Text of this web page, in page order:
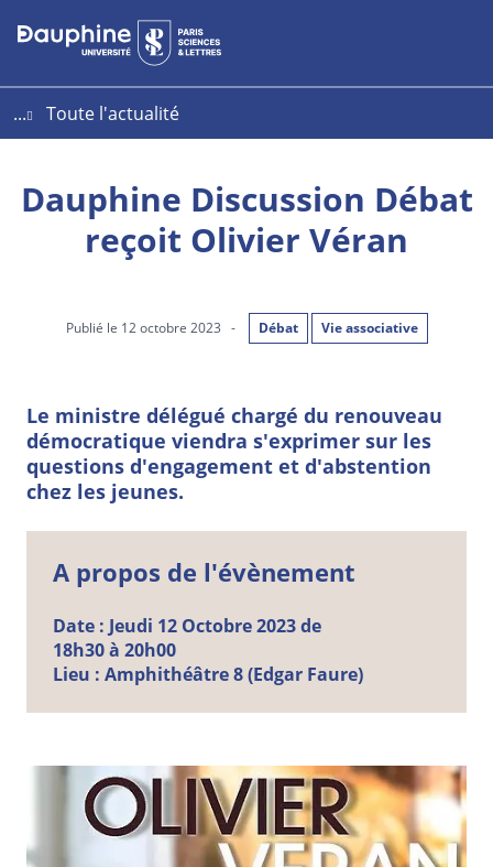
Aller
au
Aller
au
Plan
du
...
Toute l'actualité
Dauphine Discussion Débat
reçoit Olivier Véran
Publié le 12 octobre 2023 - Débat Vie associative
Le ministre délégué chargé du renouveau
démocratique viendra s'exprimer sur les
questions d'engagement et d'abstention
chez les jeunes.
A propos de l'évènement
Date : Jeudi 12 Octobre2023 de
18h30 à 20h00
Lieu : Amphithéâtre 8 (Edgar Faure)